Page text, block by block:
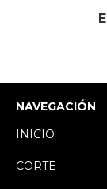
NAVEGACIÓN
INICIO
CORTE